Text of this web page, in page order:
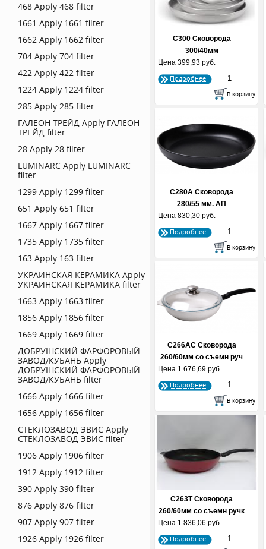
468 Apply 468 filter
1661 Apply 1661 filter
1662 Apply 1662 filter
704 Apply 704 filter
422 Apply 422 filter
1224 Apply 1224 filter
285 Apply 285 filter
ГАЛЕОН ТРЕЙД Apply ГАЛЕОН
ТРЕЙД filter
28 Apply 28 filter
LUMINARC Apply LUMINARC
filter
1299 Apply 1299 filter
651 Apply 651 filter
1667 Apply 1667 filter
1735 Apply 1735 filter
163 Apply 163 filter
УКРАИНСКАЯ КЕРАМИКА Apply
УКРАИНСКАЯ КЕРАМИКА filter
1663 Apply 1663 filter
1856 Apply 1856 filter
1669 Apply 1669 filter
ДОБРУШСКИЙ ФАРФОРОВЫЙ
ЗАВОД/КУБАНЬ Apply
ДОБРУШСКИЙ ФАРФОРОВЫЙ
ЗАВОД/КУБАНЬ filter
1666 Apply 1666 filter
1656 Apply 1656 filter
СТЕКЛОЗАВОД ЭВИС Apply
СТЕКЛОЗАВОД ЭВИС filter
1906 Apply 1906 filter
1912 Apply 1912 filter
390 Apply 390 filter
876 Apply 876 filter
907 Apply 907 filter
1926 Apply 1926 filter
С300 Сковорода
300/40мм
Цена 399,93 руб.
Подробнее
С280А Сковорода
280/55 мм. АП
Цена 830,30 руб.
Подробнее
С266АС Сковорода
260/60мм со съемн руч
со...
Цена 1 676,69 руб.
Подробнее
С263Т Сковорода
260/60мм со съемн ручк
АП
Цена 1 836,06 руб.
Подробнее